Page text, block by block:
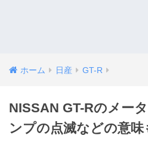
ホーム 日産 GT-R
NISSAN GT-Rのメー
ンプの点滅などの意味